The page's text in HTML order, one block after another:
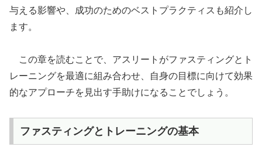
与える影響や、成功のためのベストプラクティスも紹介し
ます。
この章を読むことで、アスリートがファスティングとト
レーニングを最適に組み合わせ、自身の目標に向けて効果
的なアプローチを見出す手助けになることでしょう。
ファスティングとトレーニングの基本